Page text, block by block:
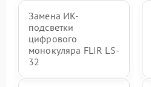
Замена ИК-
подсветки
цифрового
монокуляра FLIR LS-
32